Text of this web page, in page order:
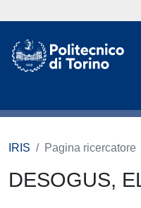
IRIS Pagina ricercatore
DESOGUS,